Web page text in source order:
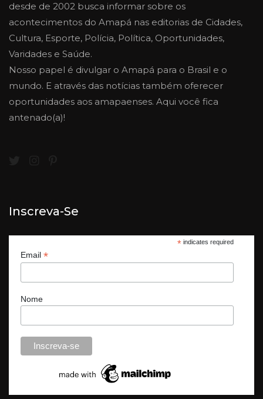
desde de 2002 busca informar sobre os
acontecimentos do Amapá nas editorias de Cidades,
Cultura, Esporte, Polícia, Política, Oportunidades,
Varidades e Saúde.
Nosso papel é divulgar o Amapá para o Brasil e o
mundo. E através das notícias também oferecer
oportunidades aos amapaenses. Aqui você fica
antenado(a)!
Inscreva-Se
*indicates required
Email *
Nome